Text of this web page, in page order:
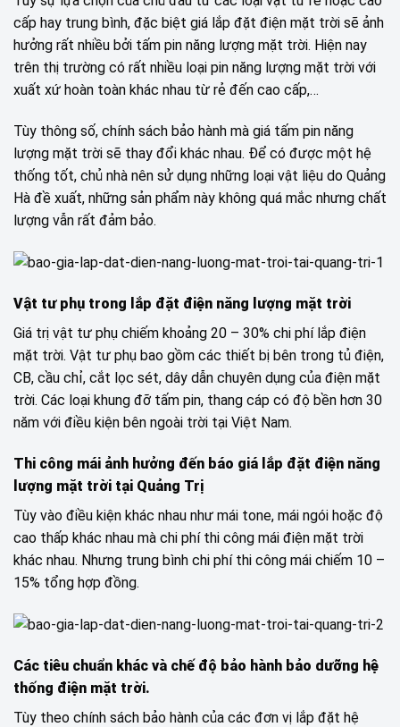
cấp hay trung bình, đặc biệt giá lắp đặt điện mặt trời sẽ ảnh
hưởng rất nhiều bởi tấm pin năng lượng mặt trời. Hiện nay
trên thị trường có rất nhiều loại pin năng lượng mặt trời với
xuất xứ hoàn toàn khác nhau từ rẻ đến cao cấp,…
Tùy thông số, chính sách bảo hành mà giá tấm pin năng
lượng mặt trời sẽ thay đổi khác nhau. Để có được một hệ
thống tốt, chủ nhà nên sử dụng những loại vật liệu do Quảng
Hà đề xuất, những sản phẩm này không quá mắc nhưng chất
lượng vẫn rất đảm bảo.
Vật tư phụ trong lắp đặt điện năng lượng mặt trời
Giá trị vật tư phụ chiếm khoảng 20 – 30% chi phí lắp điện
mặt trời. Vật tư phụ bao gồm các thiết bị bên trong tủ điện,
CB, cầu chỉ, cắt lọc sét, dây dẫn chuyên dụng của điện mặt
trời. Các loại khung đỡ tấm pin, thang cáp có độ bền hơn 30
năm với điều kiện bên ngoài trời tại Việt Nam.
Thi công mái ảnh hưởng đến báo giá lắp đặt điện năng
lượng mặt trời tại Quảng Trị
Tùy vào điều kiện khác nhau như mái tone, mái ngói hoặc độ
cao thấp khác nhau mà chi phí thi công mái điện mặt trời
khác nhau. Nhưng trung bình chi phí thi công mái chiếm 10 –
15% tổng hợp đồng.
Các tiêu chuẩn khác và chế độ bảo hành bảo dưỡng hệ
thống điện mặt trời.
Tùy theo chính sách bảo hành của các đơn vị lắp đặt hệ